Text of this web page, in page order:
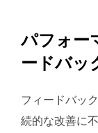
パフォー
ードバッ
フィードバッ
続的な改善に